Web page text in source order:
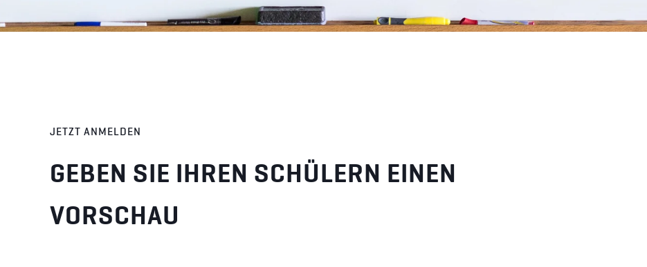
JETZT ANMELDEN
GEBEN SIE IHREN SCHÜLERN EINEN
VORSCHAU